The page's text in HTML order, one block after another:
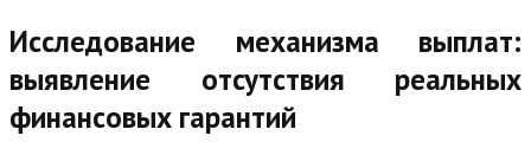
Исследование механизма выплат:
выявление отсутствия реальных
финансовых гарантий